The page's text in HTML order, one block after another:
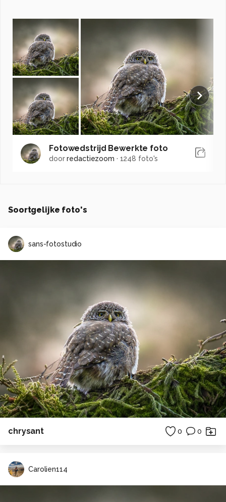
Fotowedstrijd Bewerkte foto
doorredactiezoom · 1248 foto's
Soortgelijke foto's
sans-fotostudio
chrysant 0 0
Carolien114